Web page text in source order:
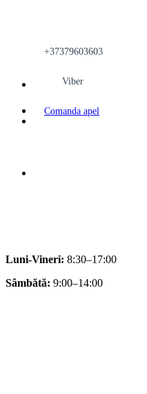
+37379603603
Viber
Comanda apel
Luni-Vineri: 8:30–17:00
Sâmbătă: 9:00–14:00